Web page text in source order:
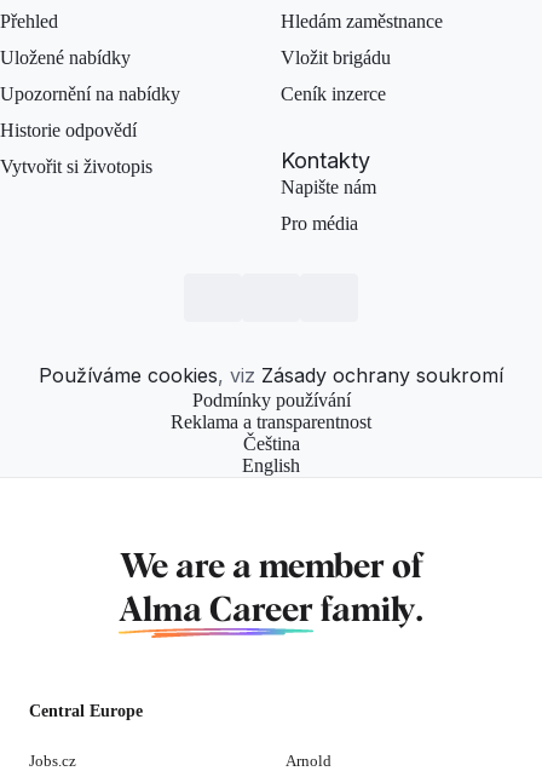
Přehled
Uložené nabídky
Upozornění na nabídky
Historie odpovědí
Vytvořit si životopis
Hledám zaměstnance
Vložit brigádu
Ceník inzerce
Kontakty
Napište nám
Pro média
Používáme cookies, viz Zásady ochrany soukromí
Podmínky používání
Reklama a transparentnost
Čeština
English
We are a member of
Alma Career family.
Central Europe
Jobs.cz
Arnold